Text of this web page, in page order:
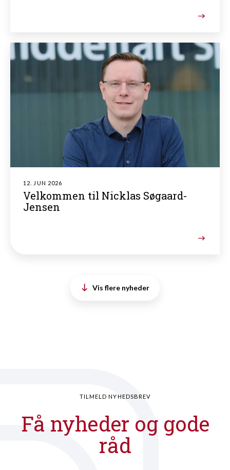
12. JUN 2026
Velkommen til Nicklas Søgaard-
Jensen
Vis flere nyheder
TILMELD NYHEDSBREV
Få nyheder og gode
råd